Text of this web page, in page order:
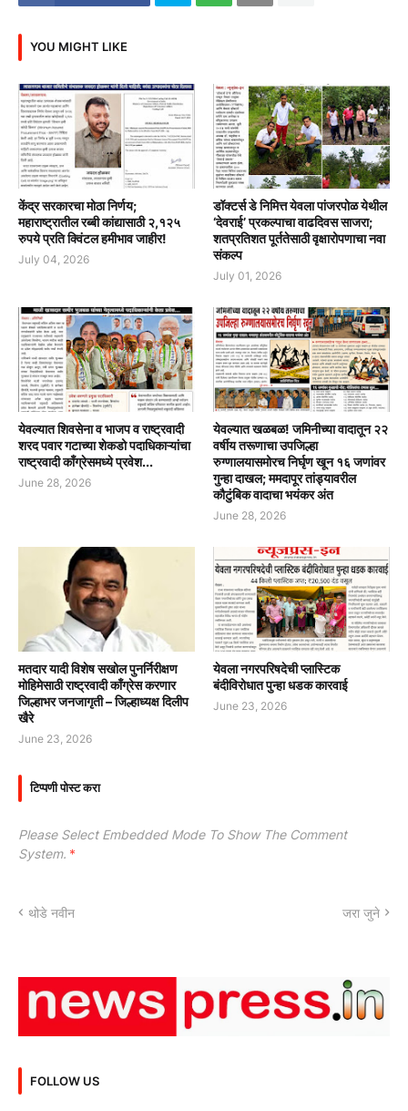
YOU MIGHT LIKE
केंद्र सरकारचा मोठा निर्णय;
महाराष्ट्रातील रब्बी कांद्यासाठी २,१२५
रुपये प्रति क्विंटल हमीभाव जाहीर!
July 04, 2026
डॉक्टर्स डे निमित्त येवला पांजरपोळ येथील
‘देवराई’ प्रकल्पाचा वाढदिवस साजरा;
शतप्रतिशत पूर्ततेसाठी वृक्षारोपणाचा नवा
संकल्प
July 01, 2026
येवल्यात शिवसेना व भाजप व राष्ट्रवादी
शरद पवार गटाच्या शेकडो पदाधिकाऱ्यांचा
राष्ट्रवादी काँग्रेसमध्ये प्रवेश...
June 28, 2026
येवल्यात खळबळ! जमिनीच्या वादातून २२
वर्षीय तरूणाचा उपजिल्हा
रुग्णालयासमोरच निर्घृण खून १६ जणांवर
गुन्हा दाखल; ममदापूर तांड्यावरील
कौटुंबिक वादाचा भयंकर अंत
June 28, 2026
मतदार यादी विशेष सखोल पुनर्निरीक्षण
मोहिमेसाठी राष्ट्रवादी काँग्रेस करणार
जिल्हाभर जनजागृती – जिल्हाध्यक्ष दिलीप
खैरे
June 23, 2026
येवला नगरपरिषदेची प्लास्टिक
बंदीविरोधात पुन्हा धडक कारवाई
June 23, 2026
टिप्पणी पोस्ट करा
Please Select Embedded Mode To Show The Comment
System. *
थोडे नवीन जरा जुने
FOLLOW US